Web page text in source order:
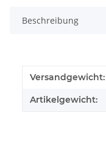
Beschreibung
Versandgewicht:
Artikelgewicht: